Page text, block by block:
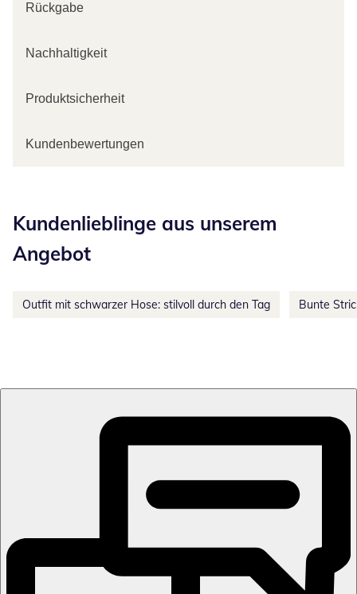
Rückgabe
Nachhaltigkeit
Produktsicherheit
Kundenbewertungen
Kundenlieblinge aus unserem
Angebot
Outfit mit schwarzer Hose: stilvoll durch den Tag Bunte